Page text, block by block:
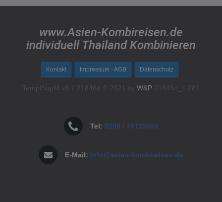
www.Asien-Kombireisen.de
individuell Thailand Kombinieren
Kontakt Impressum - AGB Datenschutz
TemplSupM.v3.1 21846d © 2021 by W&P 21846d_1.281
Tel: 0208 / 74155045
E-Mail: info@asien-kombireisen.de